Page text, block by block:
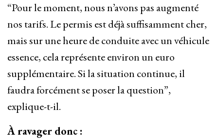
“Pour le moment, nous n’avons pas augmenté
nos tarifs. Le permis est déjà suffisamment cher,
mais sur une heure de conduite avec un véhicule
essence, cela représente environ un euro
supplémentaire. Si la situation continue, il
faudra forcément se poser la question”,
explique-t-il.
À ravager donc :